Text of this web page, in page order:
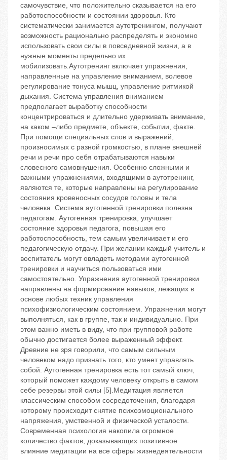
самочувствие, что положительно сказывается на его
работоспособности и состоянии здоровья. Кто
систематически занимается аутотренингом, получают
возможность рационально распределять и экономно
использовать свои силы в повседневной жизни, а в
нужные моменты предельно их
мобилизовать.Аутотренинг включает упражнения,
направленные на управление вниманием, волевое
регулирование тонуса мышц, управление ритмикой
дыхания. Система управления вниманием
предполагает выработку способности
концентрироваться и длительно удерживать внимание,
на каком –либо предмете, объекте, событии, факте.
При помощи специальных слов и выражений,
произносимых с разной громкостью, в плане внешней
речи и речи про себя отрабатываются навыки
словесного самовнушения. Особенно сложными и
важными упражнениями, входящими в аутотренинг,
являются те, которые направлены на регулирование
состояния кровеносных сосудов головы и тела
человека. Система аутогенной тренировки полезна
педагогам. Аутогенная тренировка, улучшает
состояние здоровья педагога, повышая его
работоспособность, тем самым увеличивает и его
педагогическую отдачу. При желании каждый учитель и
воспитатель могут овладеть методами аутогенной
тренировки и научиться пользоваться ими
самостоятельно. Упражнения аутогенной тренировки
направлены на формирование навыков, лежащих в
основе любых техник управления
психофизиологическим состоянием. Упражнения могут
выполняться, как в группе, так и индивидуально. При
этом важно иметь в виду, что при групповой работе
обычно достигается более выраженный эффект.
Древние не зря говорили, что самым сильным
человеком надо признать того, кто умеет управлять
собой. Аутогенная тренировка есть тот самый ключ,
который поможет каждому человеку открыть в самом
себе резервы этой силы [5].Медитация является
классическим способом сосредоточения, благодаря
которому происходит снятие психоэмоционального
напряжения, умственной и физической усталости.
Современная психология накопила огромное
количество фактов, доказывающих позитивное
влияние медитации на все сферы жизнедеятельности